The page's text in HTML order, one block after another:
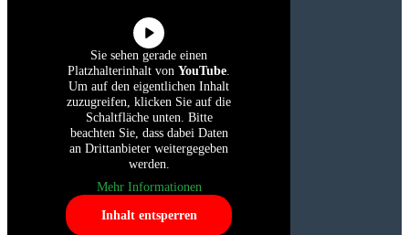
Sie sehen gerade einen
Platzhalterinhalt von YouTube.
Um auf den eigentlichen Inhalt
zuzugreifen, klicken Sie auf die
Schaltfläche unten. Bitte
beachten Sie, dass dabei Daten
an Drittanbieter weitergegeben
werden.
Mehr Informationen
Inhalt entsperren